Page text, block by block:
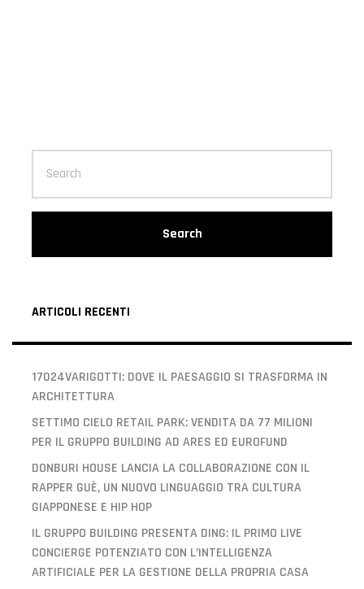
Search
ARTICOLI RECENTI
17024VARIGOTTI: DOVE IL PAESAGGIO SI TRASFORMA IN
ARCHITETTURA
SETTIMO CIELO RETAIL PARK: VENDITA DA 77 MILIONI
PER IL GRUPPO BUILDING AD ARES ED EUROFUND
DONBURI HOUSE LANCIA LA COLLABORAZIONE CON IL
RAPPER GUÈ, UN NUOVO LINGUAGGIO TRA CULTURA
GIAPPONESE E HIP HOP
IL GRUPPO BUILDING PRESENTA DING: IL PRIMO LIVE
CONCIERGE POTENZIATO CON L’INTELLIGENZA
ARTIFICIALE PER LA GESTIONE DELLA PROPRIA CASA